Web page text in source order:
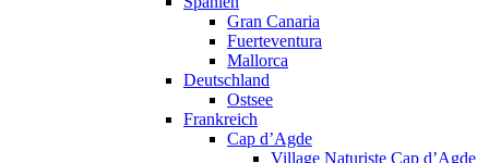
Gran Canaria
Fuerteventura
Mallorca
Deutschland
Ostsee
Frankreich
Cap d’Agde
Village Naturiste Cap d’Agde